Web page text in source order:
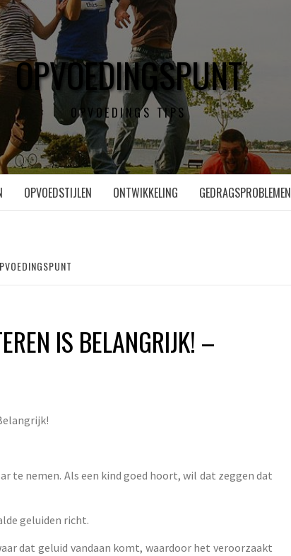
OPVOEDINGSPUNT
OPVOEDINGS TIPS
OPVOEDSTIJLEN ONTWIKKELING GEDRAGSPROBLEMEN
IS BELANGRIJK! –
te nemen. Als een kind goed hoort, wil dat zeggen dat
geluiden richt.
dat geluid vandaan komt, waardoor het veroorzaakt